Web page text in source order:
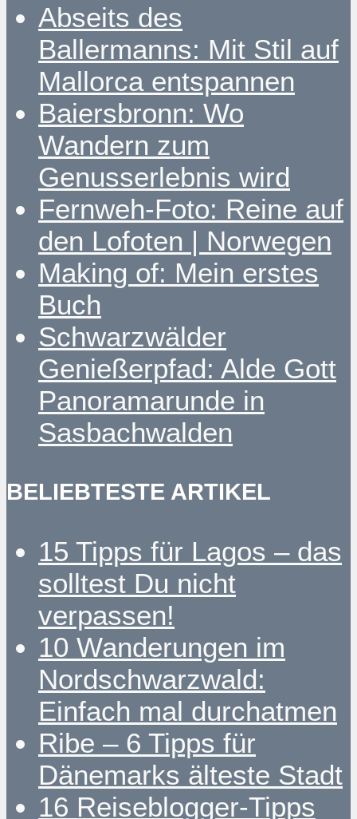
Abseits des
Ballermanns: Mit Stil auf
Mallorca entspannen
Baiersbronn: Wo
Wandern zum
Genusserlebnis wird
Fernweh-Foto: Reine auf
den Lofoten | Norwegen
Making of: Mein erstes
Buch
Schwarzwälder
Genießerpfad: Alde Gott
Panoramarunde in
Sasbachwalden
BELIEBTESTE ARTIKEL
15 Tipps für Lagos – das
solltest Du nicht
verpassen!
10 Wanderungen im
Nordschwarzwald:
Einfach mal durchatmen
Ribe – 6 Tipps für
Dänemarks älteste Stadt
16 Reiseblogger-Tipps